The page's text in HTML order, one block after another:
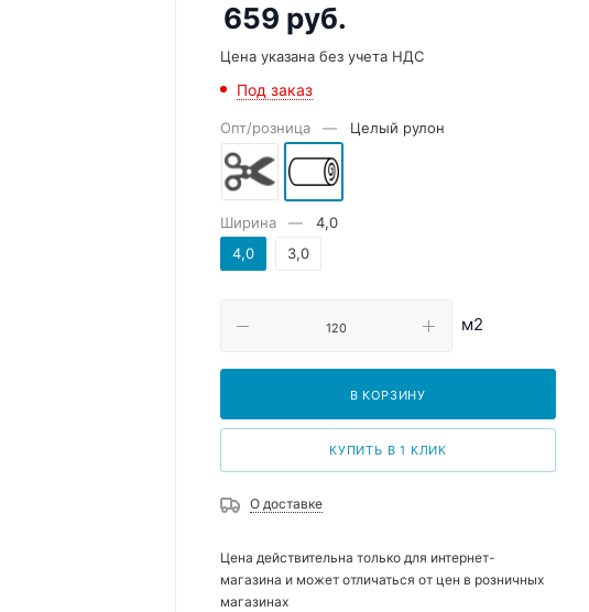
659 руб.
Цена указана без учета НДС
Под заказ
Опт/розница — Целый рулон
Ширина —
4,0
4,0
3,0
м2
В КОРЗИНУ
КУПИТЬ В 1 КЛИК
О доставке
Цена действительна только для интернет-
магазина и может отличаться от цен в розничных
магазинах